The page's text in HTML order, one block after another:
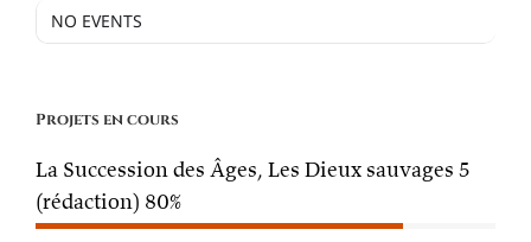
NO EVENTS
Projets en cours
La Succession des Âges, Les Dieux sauvages 5
(rédaction) 80%